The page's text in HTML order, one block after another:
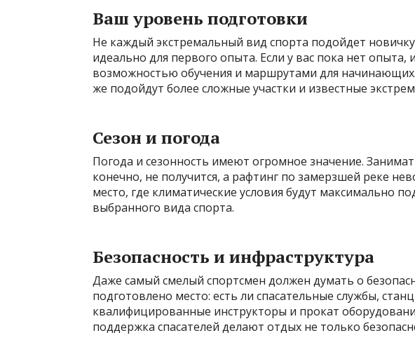
Ваш уровень подготовки
Не каждый экстремальный вид спорта подойдет
идеально для первого опыта. Если у вас пока нет опыта,
возможностью обучения и маршрутами для
же подойдут более сложные участки и известные
Сезон и погода
Погода и сезонность имеют огромное значение.
конечно, не получится, а рафтинг по замерзшей реке
место, где климатические условия будут максимально
выбранного вида спорта.
Безопасность и инфраструктура
Даже самый смелый спортсмен должен думать о
подготовлено место: есть ли спасательные службы,
квалифицированные инструкторы и прокат
поддержка спасателей делают отдых не только